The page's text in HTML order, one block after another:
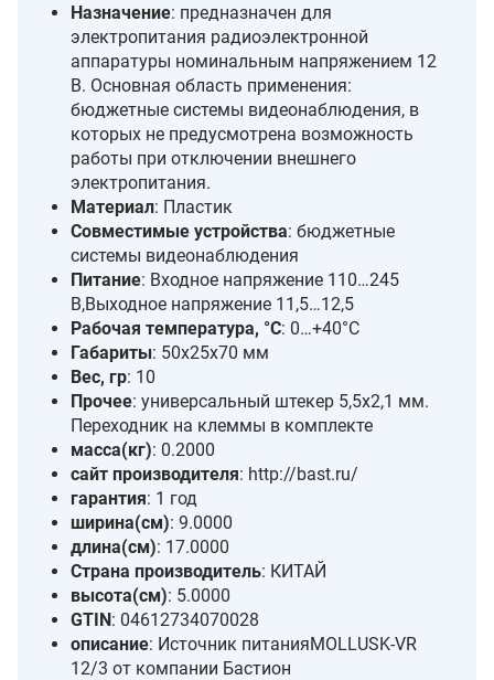
Назначение: предназначен для
электропитания радиоэлектронной
аппаратуры номинальным напряжением 12
В. Основная область применения:
бюджетные системы видеонаблюдения, в
которых не предусмотрена возможность
работы при отключении внешнего
электропитания.
Материал: Пластик
Совместимые устройства: бюджетные
системы видеонаблюдения
Питание: Входное напряжение 110…245
В,Выходное напряжение 11,5…12,5
Рабочая температура, °C: 0…+40°С
Габариты: 50х25х70 мм
Вес, гр: 10
Прочее: универсальный штекер 5,5х2,1 мм.
Переходник на клеммы в комплекте
масса(кг): 0.2000
сайт производителя: http://bast.ru/
гарантия: 1 год
ширина(см): 9.0000
длина(см): 17.0000
Страна производитель: КИТАЙ
высота(см): 5.0000
GTIN: 04612734070028
описание: Источник питанияMOLLUSK-VR
12/3 от компании Бастион